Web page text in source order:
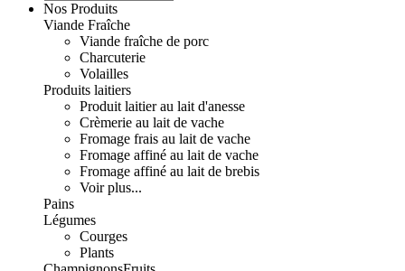
Nos Produits
Viande Fraîche
Viande fraîche de porc
Charcuterie
Volailles
Produits laitiers
Produit laitier au lait d'anesse
Crèmerie au lait de vache
Fromage frais au lait de vache
Fromage affiné au lait de vache
Fromage affiné au lait de brebis
Voir plus...
Pains
Légumes
Courges
Plants